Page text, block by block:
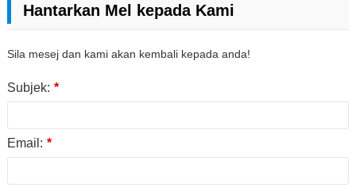
Hantarkan Mel kepada Kami
Sila mesej dan kami akan kembali kepada anda!
Subjek: *
Email: *